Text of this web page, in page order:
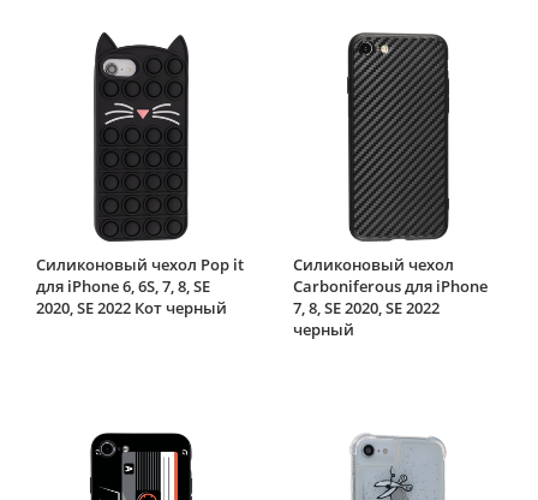
Силиконовый чехол Pop it
для iPhone 6, 6S, 7, 8, SE
2020, SE 2022 Кот черный
Силиконовый чехол
Carboniferous для iPhone
7, 8, SE 2020, SE 2022
черный